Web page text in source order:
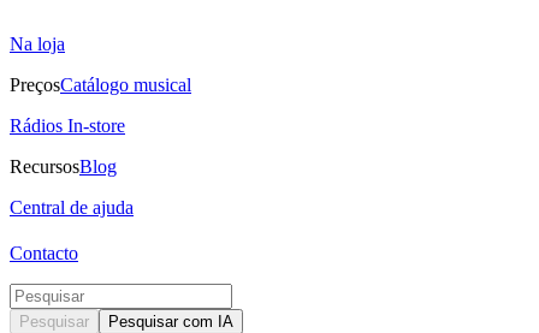
Na loja
PreçosCatálogo musical
Rádios In-store
RecursosBlog
Central de ajuda
Contacto
Pesquisar Pesquisar com IA